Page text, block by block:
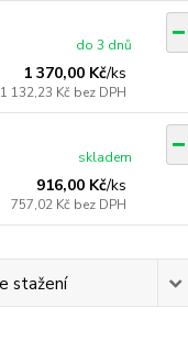
1 370,00 Kč/ks
1 132,23 Kč bez DPH
do 3 dnů
916,00 Kč/ks
757,02 Kč bez DPH
skladem
stažení